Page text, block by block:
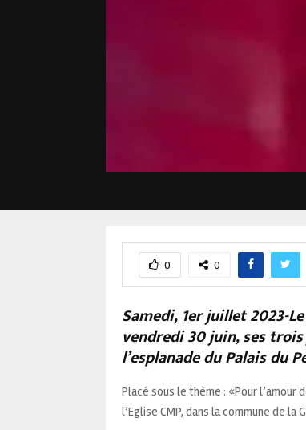
0 0
Samedi, 1er juillet 2023-
vendredi 30 juin, ses
l’esplanade du Palais du
Placé sous le thème : «Pour l’amour
l’Eglise CMP, dans la commune de la